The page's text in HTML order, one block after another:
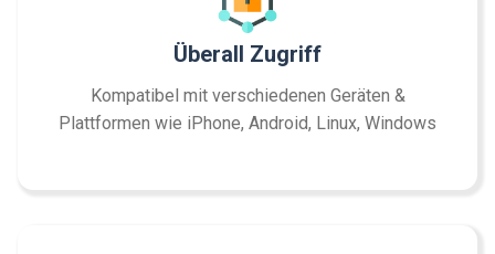
Überall Zugriff
Kompatibel mit verschiedenen Geräten &
Plattformen wie iPhone, Android, Linux, Windows